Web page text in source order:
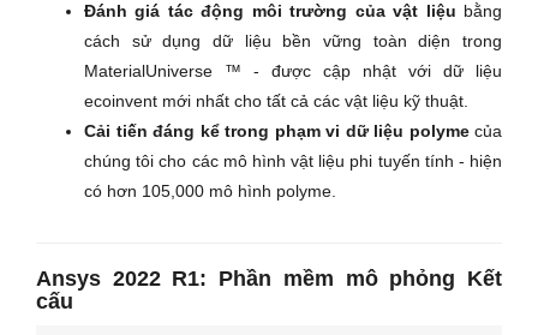
Đánh giá tác động môi trường của vật liệu bằng
cách sử dụng dữ liệu bền vững toàn diện trong
MaterialUniverse ™ - được cập nhật với dữ liệu
ecoinvent mới nhất cho tất cả các vật liệu kỹ thuật.
Cải tiến đáng kể trong phạm vi dữ liệu polymecủa
chúng tôi cho các mô hình vật liệu phi tuyến tính - hiện
có hơn 105,000 mô hình polyme.
Ansys 2022 R1: Phần mềm mô phỏng Kết
cấu